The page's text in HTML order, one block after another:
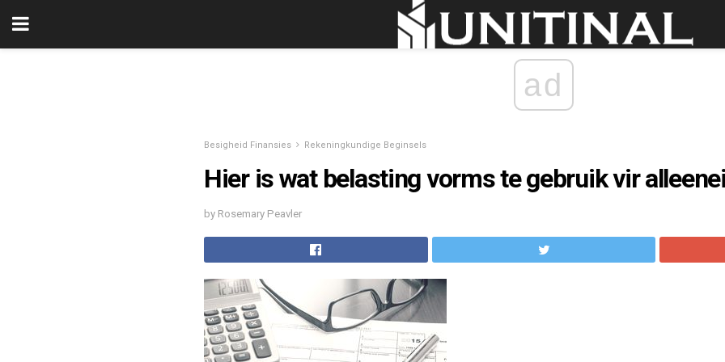
ad
Besigheid Finansies Rekeningkundige Beginsels
Hier is wat belasting vorms te gebruik vir
by Rosemary Peavler